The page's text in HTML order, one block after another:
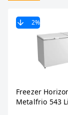
2%
Freezer
Metalfrio 543